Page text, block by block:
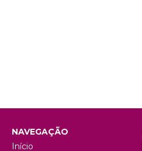
NAVEGAÇÃO
Início